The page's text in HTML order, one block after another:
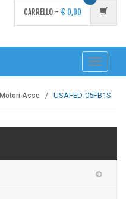
CARRELLO - € 0,00
Motori Asse USAFED-05FB1S